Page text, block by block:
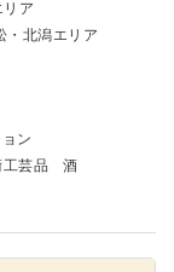
リア
・北潟エリア
ン
芸品
酒